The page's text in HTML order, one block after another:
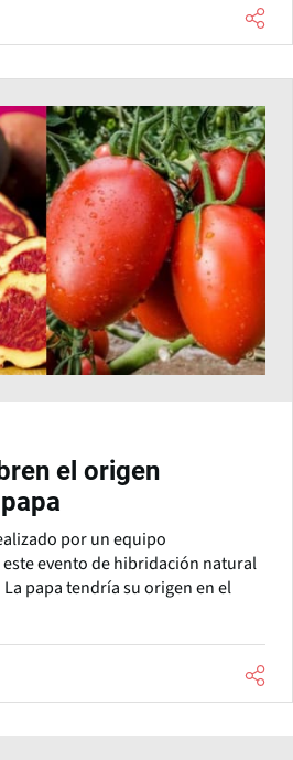
el origen
por un equipo
evento de hibridación natural
papa tendría su origen en el